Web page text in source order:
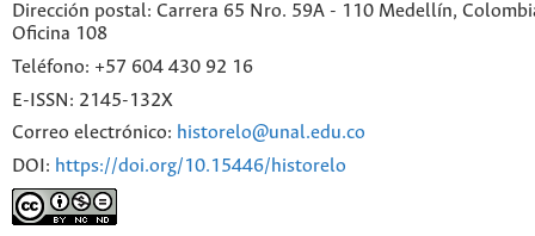
Dirección postal: Carrera 65 Nro. 59A - 110 Medellín,
Oficina 108
Teléfono: +57 604 430 92 16
E-ISSN: 2145-132X
Correo electrónico: historelo@unal.edu.co
DOI: https://doi.org/10.15446/historelo